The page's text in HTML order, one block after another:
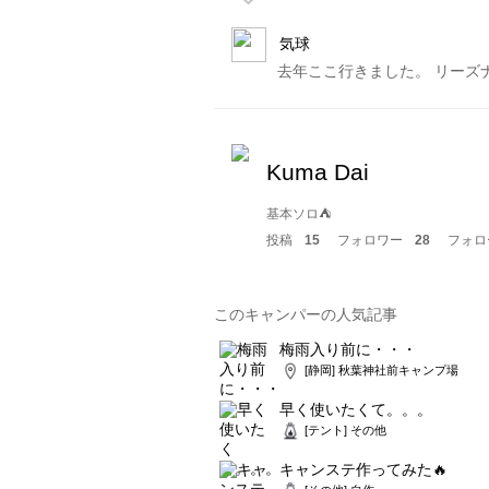
気球
去年ここ行きました。 リーズ
Kuma Dai
基本ソロ⛺️
投稿
15 フォロワー 28 フォ
このキャンパーの人気記事
梅雨入り前に・・・
[静岡] 秋葉神社前キャンプ場
早く使いたくて。。。
[テント] その他
キャンステ作ってみた🔥